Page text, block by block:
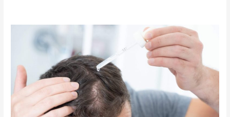
traitements
chirurgicaux
pour